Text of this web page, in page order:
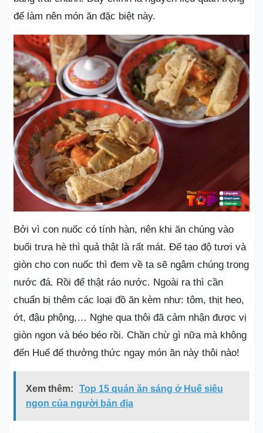
để làm nên món ăn đặc biệt này.
Bởi vì con nuốc có tính hàn, nên khi ăn chúng vào
buổi trưa hè thì quả thật là rất mát. Để tạo độ tươi và
giòn cho con nuốc thì đem về ta sẽ ngâm chúng trong
nước đá. Rồi để thật ráo nước. Ngoài ra thì cần
chuẩn bị thêm các loại đồ ăn kèm như: tôm, thịt heo,
ớt, đậu phộng,… Nghe qua thôi đã cảm nhận được vị
giòn ngon và béo béo rồi. Chần chừ gì nữa mà không
đến Huế để thưởng thức ngay món ăn này thôi nào!
Xem thêm:
Top 15 quán ăn sáng ở Huế siêu
ngon của người bản địa